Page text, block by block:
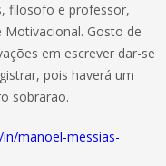
filosofo e professor,
Motivacional. Gosto de
em escrever dar-se
pois haverá um
sobrarão.
manoel-messias-